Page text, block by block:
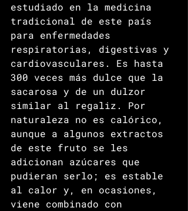
estudiado en la medicina
tradicional de este país
para enfermedades
respiratorias, digestivas y
cardiovasculares. Es hasta
300 veces más dulce que la
sacarosa y de un dulzor
similar al regaliz. Por
naturaleza no es calórico,
aunque a algunos extractos
de este fruto se les
adicionan azúcares que
pudieran serlo; es estable
al calor y, en ocasiones,
viene combinado con